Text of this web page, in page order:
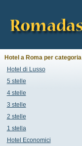
Hotel a Roma per categoria
Hotel di Lusso
5 stelle
4 stelle
3 stelle
2 stelle
1 stella
Hotel Economici